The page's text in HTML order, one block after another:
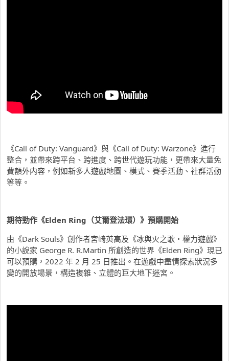
《Call of Duty: Vanguard》與《Call of Duty: Warzone》進行
整合，並帶來跨平台、跨進度、跨世代遊玩功能，更帶來大量免
費額外内容，例如新多人遊戲地圖、模式、賽季活動、社群活動
等等。
期待勁作《Elden Ring（艾爾登法環）》 預購開始
由《Dark Souls》創作者宮崎英高及《冰與火之歌・權力遊戲》
的小說家 George R. R.Martin 所創造的世界《Elden Ring》現已
可以預購，2022 年 2 月 25 日推出。在遊戲中盡情探索狀況多
變的開放場景，構造複雜、立體的巨大地下迷宮。